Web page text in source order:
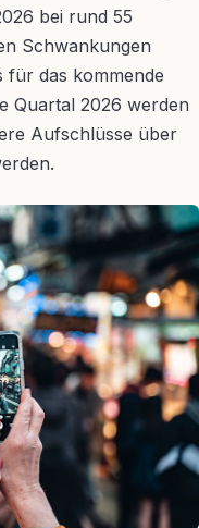
bei rund 55
Schwankungen
für das kommende
Quartal 2026 werden
Aufschlüsse über